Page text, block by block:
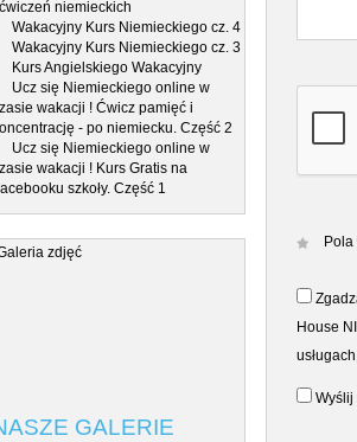
niemieckich
Wakacyjny Kurs Niemieckiego cz. 4
Wakacyjny Kurs Niemieckiego cz. 3
Kurs Angielskiego Wakacyjny
Ucz się Niemieckiego online w
wakacji ! Ćwicz pamięć i
- po niemiecku. Część 2
Ucz się Niemieckiego online w
wakacji ! Kurs Gratis na
szkoły. Część 1
GALERIE
House
Wyślij